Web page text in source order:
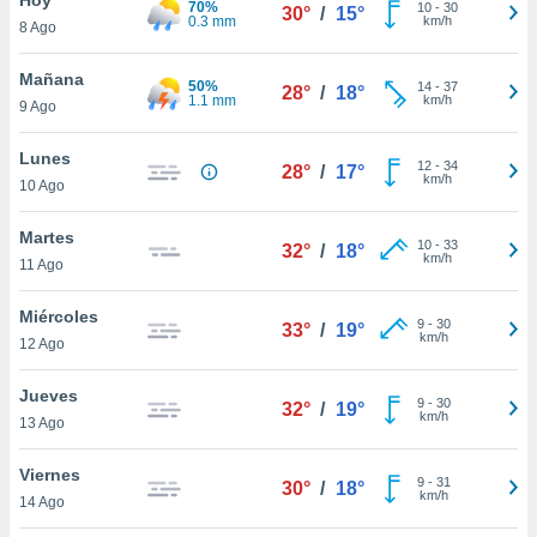
y
en
más
de
8 Ago
70%
0.3 mm
30° / 15° 10- 30
km/h
Mañana
9 Ago
50%
1.1 mm
28° / 18° 14- 37
km/h
Lunes
10 Ago
28° / 17° 12- 34
km/h
Martes
11 Ago
32° / 18° 10- 33
km/h
Miércoles
12 Ago
33° / 19° 9- 30
km/h
Jueves
13 Ago
32° / 19° 9- 30
km/h
Viernes
14 Ago
30° / 18° 9- 31
km/h